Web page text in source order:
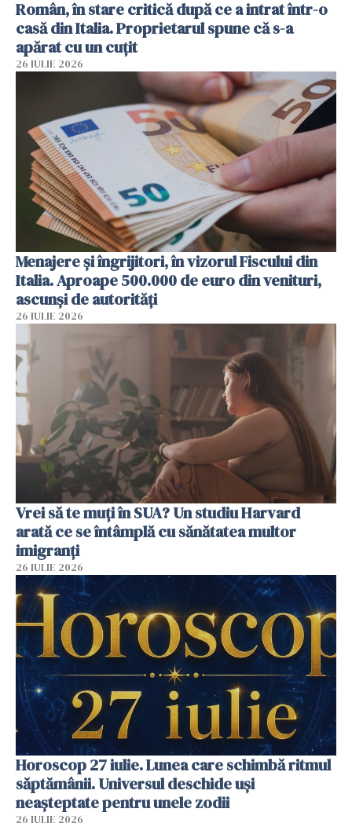
Român, în stare critică după ce a intrat într-o
casă din Italia. Proprietarul spune că s-a
apărat cu un cuțit
26 IULIE 2026
Menajere și îngrijitori, în vizorul Fiscului din
Italia. Aproape 500.000 de euro din venituri,
ascunși de autorități
26 IULIE 2026
Vrei să te muți în SUA? Un studiu Harvard
arată ce se întâmplă cu sănătatea multor
imigranți
26 IULIE 2026
Horoscop 27 iulie. Lunea care schimbă ritmul
săptămânii. Universul deschide uși
neașteptate pentru unele zodii
26 IULIE 2026